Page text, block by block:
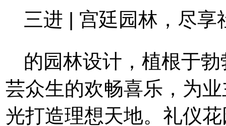
三进 | 宫廷园林，尽享
的园林设计，植根于
芸众生的欢畅喜乐，为
光打造理想天地。礼仪